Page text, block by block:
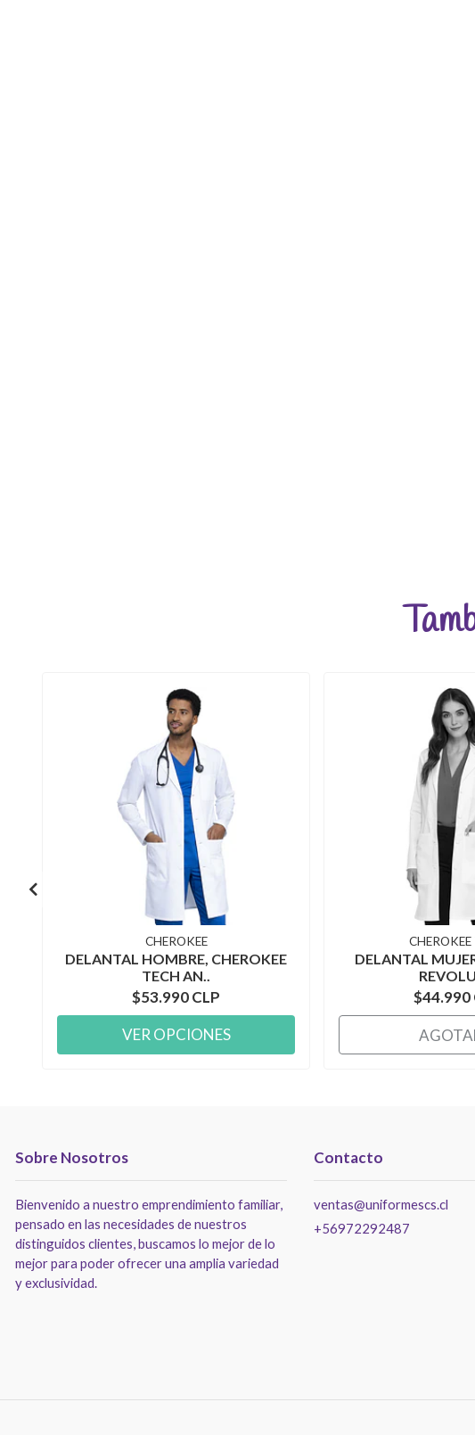
CHEROKEE
DELANTAL HOMBRE, CHEROKEE
TECH AN..
$53.990 CLP
VER OPCIONES
CHEROKEE
DELANTAL
$44.990
Sobre Nosotros
Bienvenido a nuestro emprendimiento familiar,
pensado en las necesidades de nuestros
distinguidos clientes, buscamos lo mejor de lo
mejor para poder ofrecer una amplia variedad
y exclusividad.
Contacto
ventas@uniformescs.cl
+56972292487